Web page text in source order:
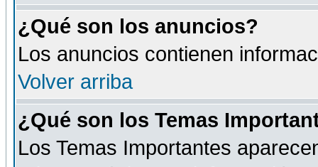
¿Qué son los anuncios?
Los anuncios contienen
Volver arriba
¿Qué son los Temas
Los Temas Importantes